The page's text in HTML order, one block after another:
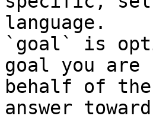
language.
`goal` is
goal you
behalf of
answer